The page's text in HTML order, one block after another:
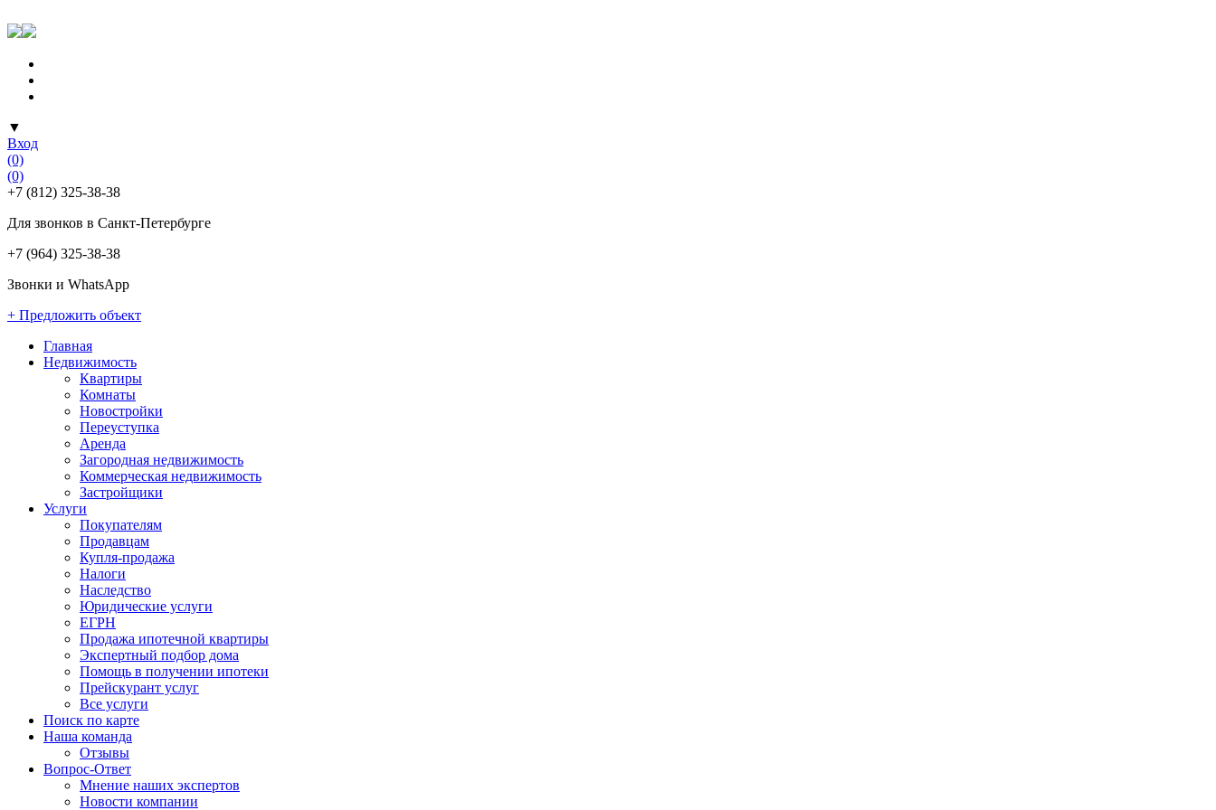
▼
Вход
(0)
(0)
+7 (812) 325-38-38
Для звонков в Санкт-Петербурге
+7 (964) 325-38-38
Звонки и WhatsApp
+ Предложить объект
Главная
Недвижимость
Квартиры
Комнаты
Новостройки
Переуступка
Аренда
Загородная недвижимость
Коммерческая недвижимость
Застройщики
Услуги
Покупателям
Продавцам
Купля-продажа
Налоги
Наследство
Юридические услуги
ЕГРН
Продажа ипотечной квартиры
Экспертный подбор дома
Помощь в получении ипотеки
Прейскурант услуг
Все услуги
Поиск по карте
Наша команда
Отзывы
Вопрос-Ответ
Мнение наших экспертов
Новости компании